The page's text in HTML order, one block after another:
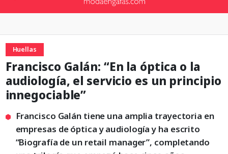
Huellas
Francisco Galán: “En la óptica o la
audiología, el servicio es un principio
innegociable”
Francisco Galán tiene una amplia trayectoria en
empresas de óptica y audiología y ha escrito
“Biografía de un retail manager”, completando